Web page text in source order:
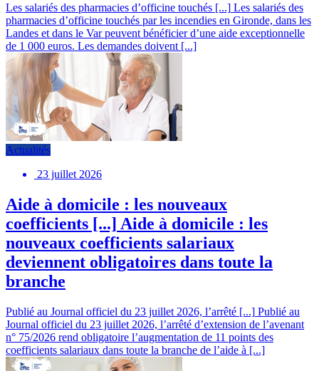
Les salariés des pharmacies d’officine touchés [...] Les salariés des
pharmacies d’officine touchés par les incendies en Gironde, dans les
Landes et dans le Var peuvent bénéficier d’une aide exceptionnelle
de 1 000 euros. Les demandes doivent [...]
Actualités
23 juillet 2026
Aide à domicile : les nouveaux
coefficients [...] Aide à domicile : les
nouveaux coefficients salariaux
deviennent obligatoires dans toute la
branche
Publié au Journal officiel du 23 juillet 2026, l’arrêté [...] Publié au
Journal officiel du 23 juillet 2026, l’arrêté d’extension de l’avenant
n° 75/2026 rend obligatoire l’augmentation de 11 points des
coefficients salariaux dans toute la branche de l’aide à [...]